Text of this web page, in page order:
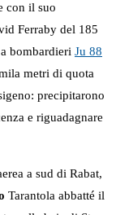
con il suo
Ferraby del 185
bombardieri Ju 88
metri di quota
precipitarono
e riguadagnare
a sud di Rabat,
Tarantola abbatté il